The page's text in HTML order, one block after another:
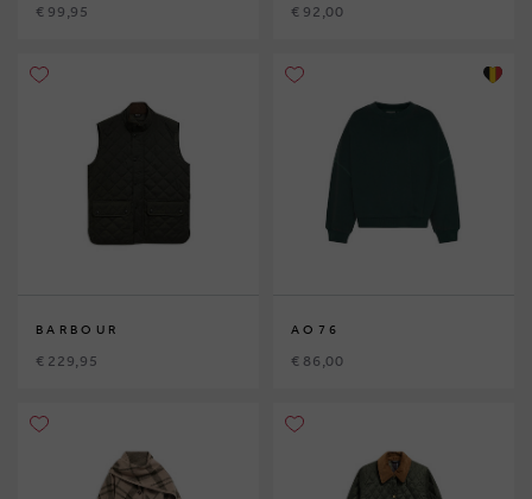
€ 99,95 € 92,00
BARBOUR
€ 229,95
AO76
€ 86,00